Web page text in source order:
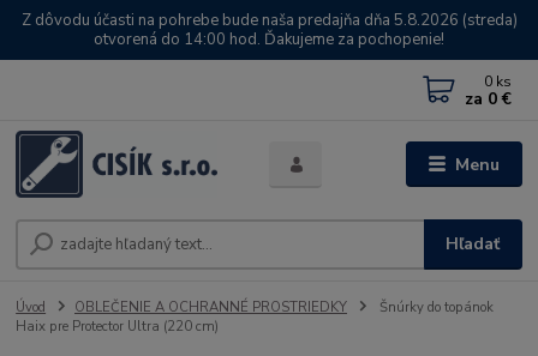
Z dôvodu účasti na pohrebe bude naša predajňa dňa 5.8.2026 (streda)
otvorená do 14:00 hod. Ďakujeme za pochopenie!
Menu
Hľadať
0 ks
za 0 €
Úvod OBLEČENIE A OCHRANNÉ PROSTRIEDKY
Šnúrky do topánok
Haix pre Protector Ultra (220 cm)